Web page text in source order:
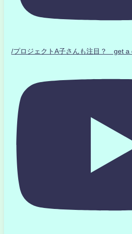
/プロジェクトA子さんも注目？ get a